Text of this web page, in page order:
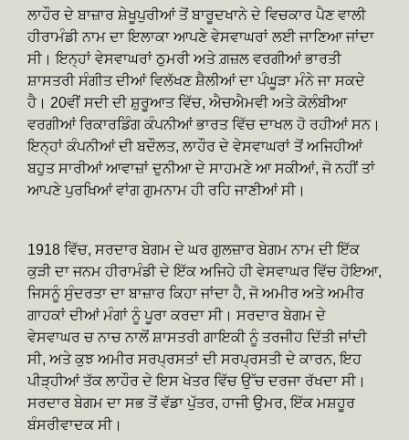
ਲਾਹੌਰ ਦੇ ਬਾਜ਼ਾਰ ਸ਼ੇਖੂਪੁਰੀਆਂ ਤੋਂ ਬਾਰੂਦਖਾਨੇ ਦੇ ਵਿਚਕਾਰ ਪੈਣ ਵਾਲੀ
ਹੀਰਾਮੰਡੀ ਨਾਮ ਦਾ ਇਲਾਕਾ ਆਪਣੇ ਵੇਸਵਾਘਰਾਂ ਲਈ ਜਾਣਿਆ ਜਾਂਦਾ
ਸੀ। ਇਨ੍ਹਾਂ ਵੇਸਵਾਘਰਾਂ ਠੁਮਰੀ ਅਤੇ ਗ਼ਜ਼ਲ ਵਰਗੀਆਂ ਭਾਰਤੀ
ਸ਼ਾਸਤਰੀ ਸੰਗੀਤ ਦੀਆਂ ਵਿਲੱਖਣ ਸ਼ੈਲੀਆਂ ਦਾ ਪੰਘੂੜਾ ਮੰਨੇ ਜਾ ਸਕਦੇ
ਹੈ। 20ਵੀਂ ਸਦੀ ਦੀ ਸ਼ੁਰੂਆਤ ਵਿੱਚ, ਐਚਐਮਵੀ ਅਤੇ ਕੋਲੰਬੀਆ
ਵਰਗੀਆਂ ਰਿਕਾਰਡਿੰਗ ਕੰਪਨੀਆਂ ਭਾਰਤ ਵਿੱਚ ਦਾਖਲ ਹੋ ਰਹੀਆਂ ਸਨ।
ਇਨ੍ਹਾਂ ਕੰਪਨੀਆਂ ਦੀ ਬਦੌਲਤ, ਲਾਹੌਰ ਦੇ ਵੇਸਵਾਘਰਾਂ ਤੋਂ ਅਜਿਹੀਆਂ
ਬਹੁਤ ਸਾਰੀਆਂ ਆਵਾਜ਼ਾਂ ਦੁਨੀਆ ਦੇ ਸਾਹਮਣੇ ਆ ਸਕੀਆਂ, ਜੋ ਨਹੀਂ ਤਾਂ
ਆਪਣੇ ਪੁਰਖਿਆਂ ਵਾਂਗ ਗੁਮਨਾਮ ਹੀ ਰਹਿ ਜਾਣੀਆਂ ਸੀ।
1918 ਵਿੱਚ, ਸਰਦਾਰ ਬੇਗਮ ਦੇ ਘਰ ਗੁਲਜ਼ਾਰ ਬੇਗਮ ਨਾਮ ਦੀ ਇੱਕ
ਕੁੜੀ ਦਾ ਜਨਮ ਹੀਰਾਮੰਡੀ ਦੇ ਇੱਕ ਅਜਿਹੇ ਹੀ ਵੇਸਵਾਘਰ ਵਿੱਚ ਹੋਇਆ,
ਜਿਸਨੂੰ ਸੁੰਦਰਤਾ ਦਾ ਬਾਜ਼ਾਰ ਕਿਹਾ ਜਾਂਦਾ ਹੈ, ਜੋ ਅਮੀਰ ਅਤੇ ਅਮੀਰ
ਗਾਹਕਾਂ ਦੀਆਂ ਮੰਗਾਂ ਨੂੰ ਪੂਰਾ ਕਰਦਾ ਸੀ। ਸਰਦਾਰ ਬੇਗਮ ਦੇ
ਵੇਸਵਾਘਰ ਚ ਨਾਚ ਨਾਲੋਂ ਸ਼ਾਸਤਰੀ ਗਾਇਕੀ ਨੂੰ ਤਰਜੀਹ ਦਿੱਤੀ ਜਾਂਦੀ
ਸੀ, ਅਤੇ ਕੁਝ ਅਮੀਰ ਸਰਪ੍ਰਸਤਾਂ ਦੀ ਸਰਪ੍ਰਸਤੀ ਦੇ ਕਾਰਨ, ਇਹ
ਪੀੜ੍ਹੀਆਂ ਤੱਕ ਲਾਹੌਰ ਦੇ ਇਸ ਖੇਤਰ ਵਿੱਚ ਉੱਚ ਦਰਜਾ ਰੱਖਦਾ ਸੀ।
ਸਰਦਾਰ ਬੇਗਮ ਦਾ ਸਭ ਤੋਂ ਵੱਡਾ ਪੁੱਤਰ, ਹਾਜੀ ਉਮਰ, ਇੱਕ ਮਸ਼ਹੂਰ
ਬੰਸਰੀਵਾਦਕ ਸੀ।